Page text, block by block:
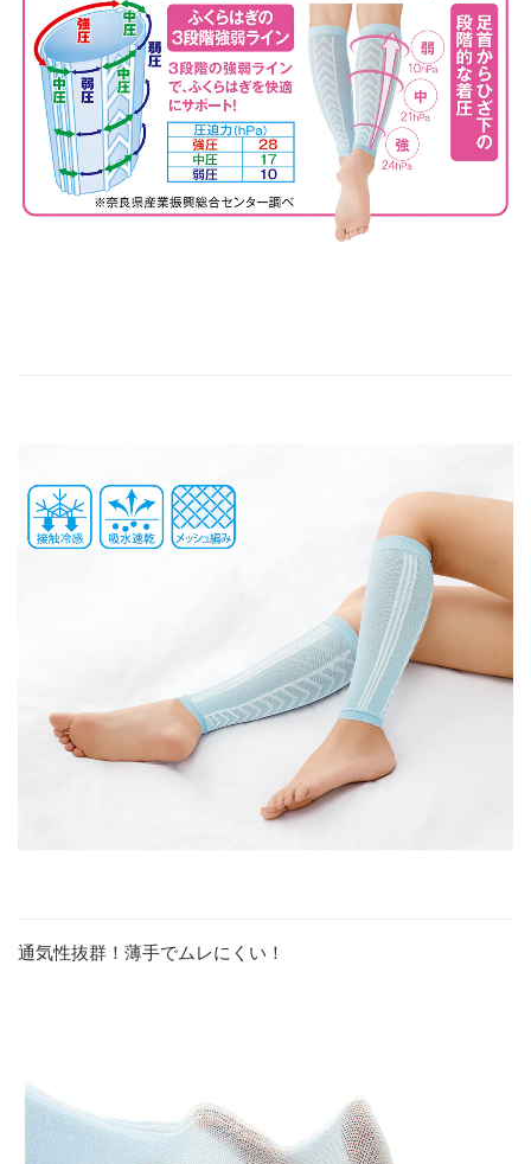
通気性抜群！薄手でムレにくい！